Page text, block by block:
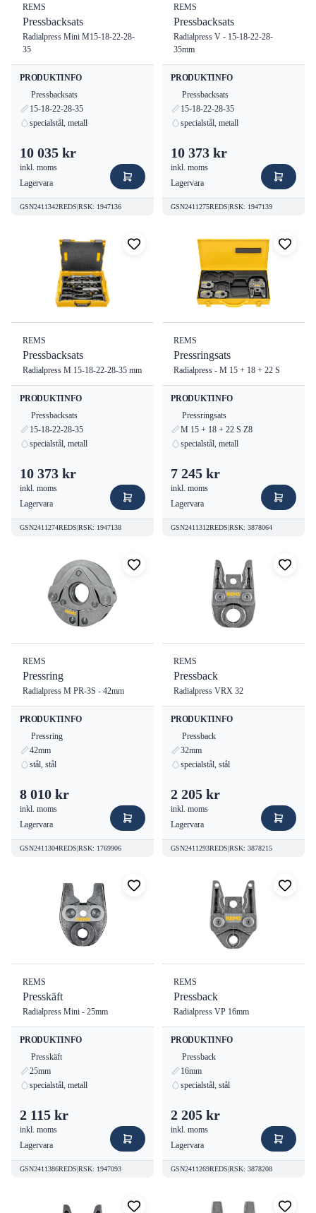
REMS
Pressbacksats
Radialpress Mini M15-18-22-28-
35
PRODUKTINFO
Pressbacksats
15-18-22-28-35
specialstål, metall
10 035 kr
inkl. moms
Lagervara
GSN2411342REDS|RSK: 1947136
REMS
Pressbacksats
Radialpress V - 15-18-22-28-
35mm
PRODUKTINFO
Pressbacksats
15-18-22-28-35
specialstål, metall
10 373 kr
inkl. moms
Lagervara
GSN2411275REDS|RSK: 1947139
REMS
Pressbacksats
Radialpress M 15-18-22-28-35 mm
PRODUKTINFO
Pressbacksats
15-18-22-28-35
specialstål, metall
10 373 kr
inkl. moms
Lagervara
GSN2411274REDS|RSK: 1947138
REMS
Pressringsats
Radialpress - M 15 + 18 + 22 S
PRODUKTINFO
Pressringsats
M 15 + 18 + 22 S Z8
specialstål, metall
7 245 kr
inkl. moms
Lagervara
GSN2411312REDS|RSK: 3878064
REMS
Pressring
Radialpress M PR-3S - 42mm
PRODUKTINFO
Pressring
42mm
stål, stål
8 010 kr
inkl. moms
Lagervara
GSN2411304REDS|RSK: 1769906
REMS
Pressback
Radialpress VRX 32
PRODUKTINFO
Pressback
32mm
specialstål, stål
2 205 kr
inkl. moms
Lagervara
GSN2411293REDS|RSK: 3878215
REMS
Presskäft
Radialpress Mini - 25mm
PRODUKTINFO
Presskäft
25mm
specialstål, metall
2 115 kr
inkl. moms
Lagervara
GSN2411386REDS|RSK: 1947093
REMS
Pressback
Radialpress VP 16mm
PRODUKTINFO
Pressback
16mm
specialstål, stål
2 205 kr
inkl. moms
Lagervara
GSN2411269REDS|RSK: 3878208